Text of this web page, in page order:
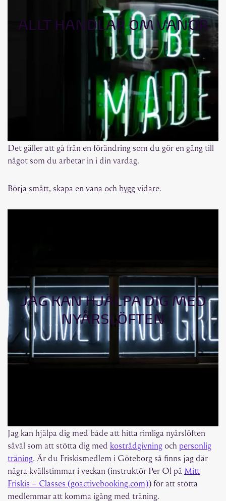
ALLT HANDLAR OM VANOR
Det gäller att gå från en förändring som du gör en gång till
något som du arbetar in i din vardag.
Börja smått, skapa en vana och bygg vidare.
JAG KAN HJÄLPA DIG MED
NYÅRSLÖFTEN
Jag kan hjälpa dig med både att hitta rimliga nyårslöften
såväl som att stötta dig med kostrådgivning och personlig
träning. Är du Friskismedlem i Göteborg så finns jag där
några kvällstimmar i veckan (instruktör Per Ol på Mitt
Friskis – Classes (goactivebooking.com)) för att stötta
medlemmar att komma igång med träning.